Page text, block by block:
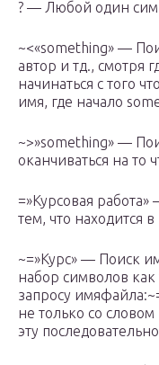
? — Любой один
~<«something» —
автор и тд., смотря
начинаться с того
имя, где начало
~>»something» —
оканчиваться на то
=»Курсовая
тем, что находится
~=»Курс» — Поиск
набор символов
запросу
не только со
эту